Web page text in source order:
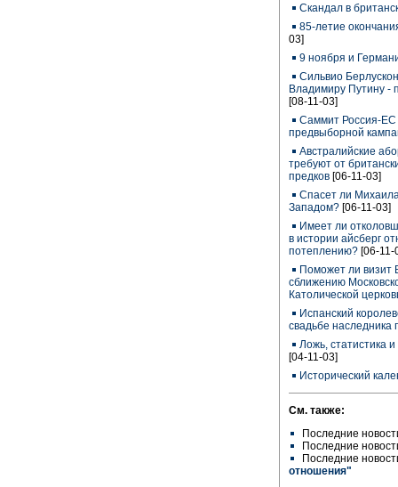
Скандал в
85-летие
03]
9 ноября и
Сильвио
Владимиру Путину -
[08-11-03]
Саммит Россия-
предвыборной
Австралийские
требуют от
предков [06-11-03]
Спасет ли Михаила
Западом? [06-11-03]
Имеет ли
в истории айсберг
потеплению? [06-11-
Поможет ли визит
сближению
Католической
Испанский
свадьбе наследника
Ложь, статистика
[04-11-03]
Исторический
См. также:
Последние
Последние
Последние
отношения"